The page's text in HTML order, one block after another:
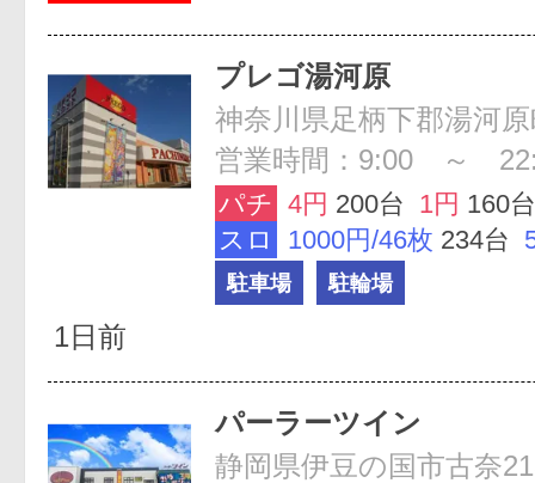
プレゴ湯河原
神奈川県足柄下郡湯河
営業時間：9:00 ～
パチ 4円 200台 1円 160台
スロ
1000円/46枚 234台
駐車場 駐輪場
1日前
パーラーツイン
静岡県伊豆の国市古奈